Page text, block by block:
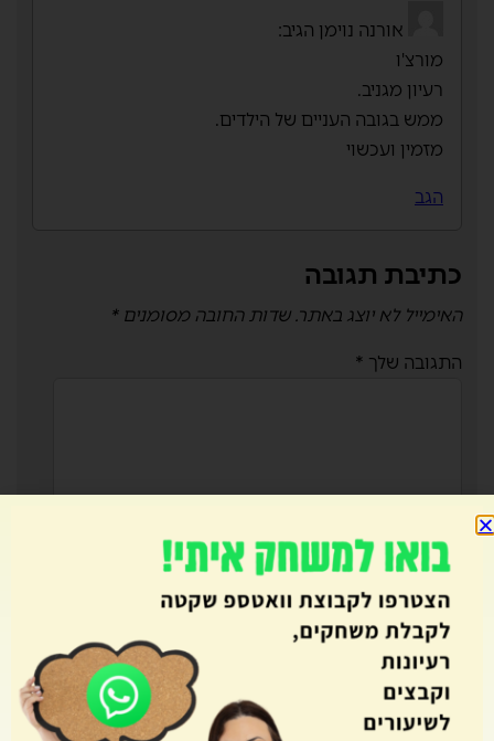
אורנה נוימן הגיב:
מורצ'ו
רעיון מגניב.
ממש בגובה העניים של הילדים.
מזמין ועכשוי
הגב
כתיבת תגובה
האימייל לא יוצג באתר. שדות החובה מסומנים*
התגובה שלך *
שם*
אימייל*
אתר